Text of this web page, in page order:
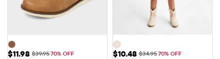
Precio de venta: $11.98
$11.98 Precio original: $39.95
$39.9570% OFF Precio de venta: $10.48
$10.48 Precio original: $34.95
$34.9570% OFF